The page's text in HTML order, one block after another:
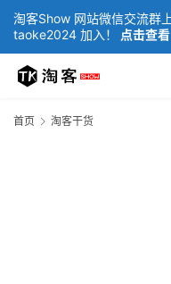
淘客Show 网站微信交流群
taoke2024 加入！
点击查看
首页 淘客干货